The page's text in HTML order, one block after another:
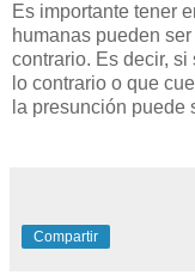
Es importante tener
humanas pueden
contrario. Es decir,
lo contrario o que
la presunción puede
Compartir